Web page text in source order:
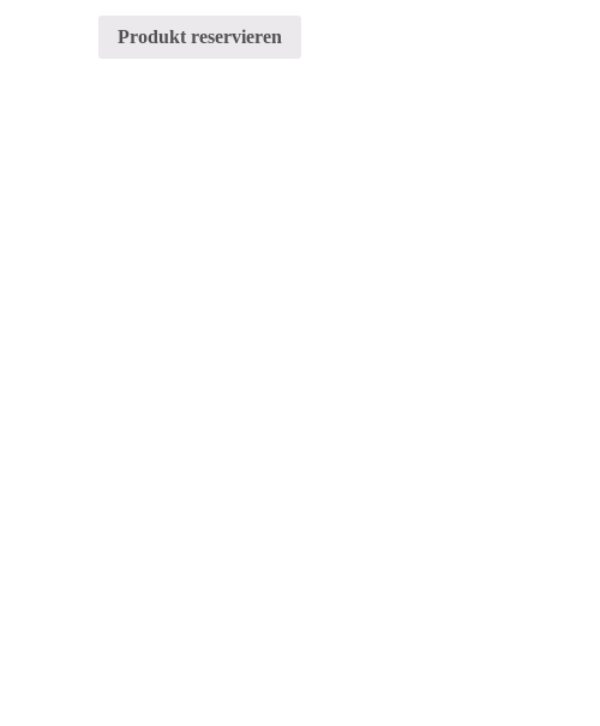
Produkt reservieren